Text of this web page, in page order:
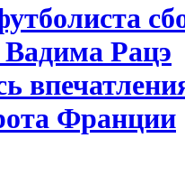
Рацэ
Франции